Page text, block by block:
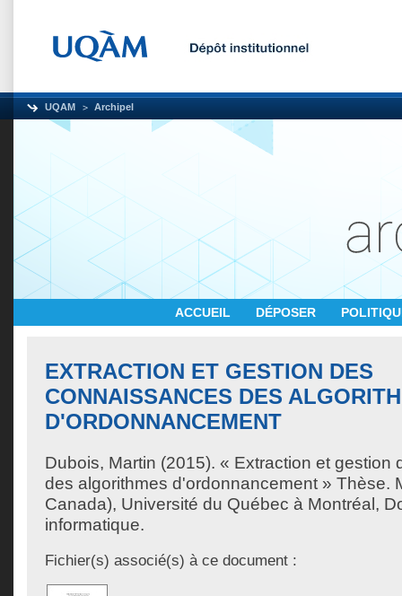
UQAM Archipel
ACCUEIL DÉPOSER
EXTRACTION ET GESTION DES
CONNAISSANCES DES
D'ORDONNANCEMENT
Dubois, Martin (2015). « Extraction et gestion
des algorithmes d'ordonnancement » Thèse.
Canada), Université du Québec à Montréal,
informatique.
Fichier(s) associé(s) à ce document :